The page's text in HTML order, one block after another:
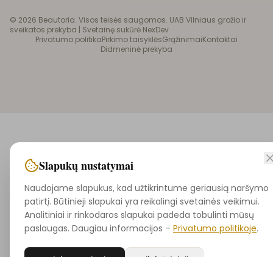
© 2026 Beautoria. Visos teisės saugomos. UAB Vilniaus grožio ir
sveikatos prekyba | Svetainę sukūrė NexDev
Privatumo politikaPirkimo taisyklėsGrąžinimaiKontaktai
Didmeninė prekyba
Slapukų nustatymai
Naudojame slapukus, kad užtikrintume geriausią naršymo
patirtį. Būtinieji slapukai yra reikalingi svetainės veikimui.
Analitiniai ir rinkodaros slapukai padeda tobulinti mūsų
paslaugas. Daugiau informacijos – Privatumo politikoje.